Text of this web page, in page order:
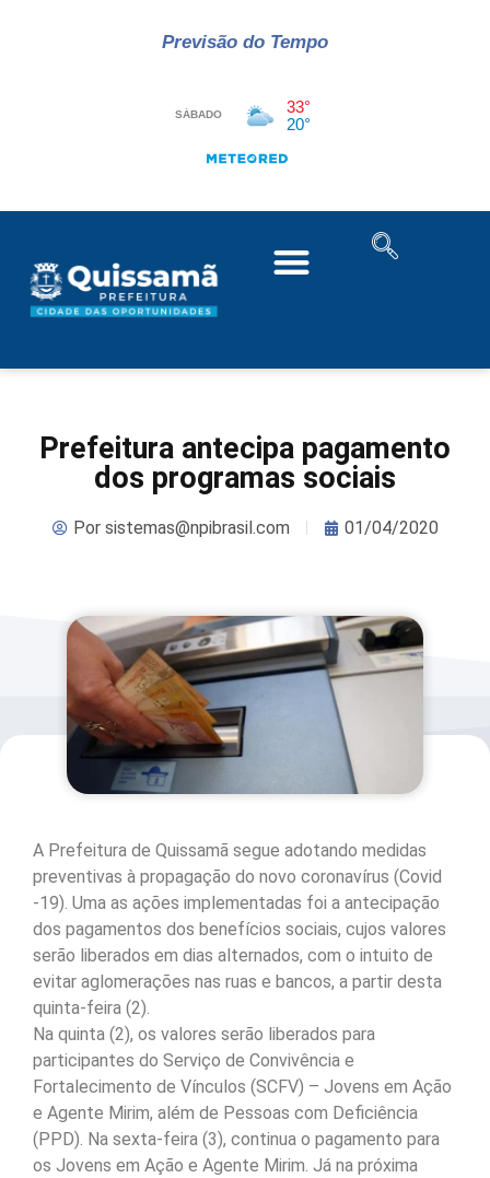
Previsão do Tempo
Prefeitura antecipa pagamento
dos programas sociais
Porsistemas@npibrasil.com 01/04/2020
A Prefeitura de Quissamã segue adotando medidas
preventivas à propagação do novo coronavírus (Covid
-19). Uma as ações implementadas foi a antecipação
dos pagamentos dos benefícios sociais, cujos valores
serão liberados em dias alternados, com o intuito de
evitar aglomerações nas ruas e bancos, a partir desta
quinta-feira (2).
Na quinta (2), os valores serão liberados para
participantes do Serviço de Convivência e
Fortalecimento de Vínculos (SCFV) – Jovens em Ação
e Agente Mirim, além de Pessoas com Deficiência
(PPD). Na sexta-feira (3), continua o pagamento para
os Jovens em Ação e Agente Mirim. Já na próxima